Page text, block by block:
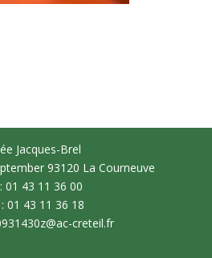
Jacques-Brel
93120 La Courneuve
01 43 11 36 00
01 43 11 36 18
creteil.fr